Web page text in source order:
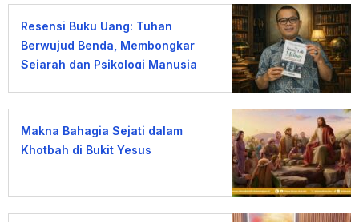
Resensi Buku Uang: Tuhan
Berwujud Benda, Membongkar
Sejarah dan Psikologi Manusia
Makna Bahagia Sejati dalam
Khotbah di Bukit Yesus